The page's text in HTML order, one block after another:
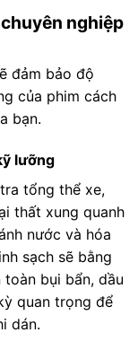
nghiệp
đảm bảo độ
của phim cách
bạn.
lưỡng
tổng thể xe,
thất xung quanh
nước và hóa
sạch sẽ bằng
bụi bẩn, dầu
quan trọng để
dán.